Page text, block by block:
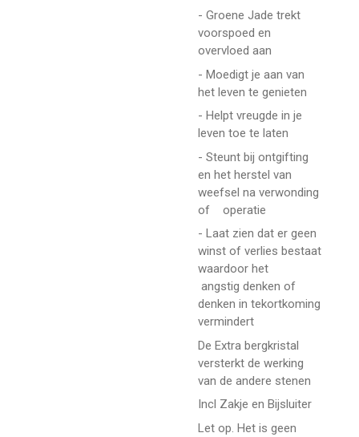
- Groene Jade trekt
voorspoed en
overvloed aan
- Moedigt je aan van
het leven te genieten
- Helpt vreugde in je
leven toe te laten
- Steunt bij ontgifting
en het herstel van
weefsel na verwonding
of operatie
- Laat zien dat er geen
winst of verlies bestaat
waardoor het
angstig denken of
denken in tekortkoming
vermindert
De Extra bergkristal
versterkt de werking
van de andere stenen
Incl Zakje en Bijsluiter
Let op. Het is geen